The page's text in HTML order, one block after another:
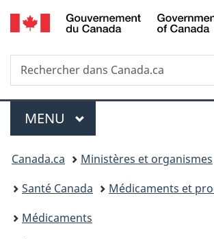
Passer
au
principal
Passer
à
Au
du
Passer
à
version
simplifiée
Recherche
Rechercher
dans
Menu
MENU PRINCIPAL
Vous
êtes
ici :
Canada.ca
Ministères et organismes
Santé Canada
Médicaments et
Médicaments